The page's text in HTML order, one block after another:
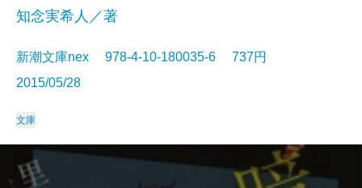
知念実希人／著
新潮文庫nex 978-4-10-180035-6 737円
2015/05/28
文庫